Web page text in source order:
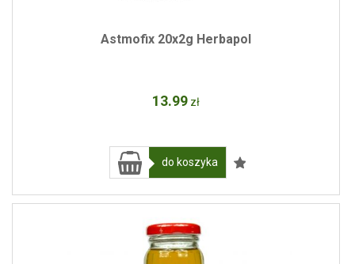
Astmofix 20x2g Herbapol
13.99 zł
do koszyka